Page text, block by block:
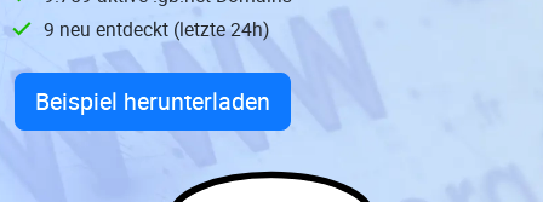
9 neu entdeckt (letzte 24h)
Beispiel herunterladen